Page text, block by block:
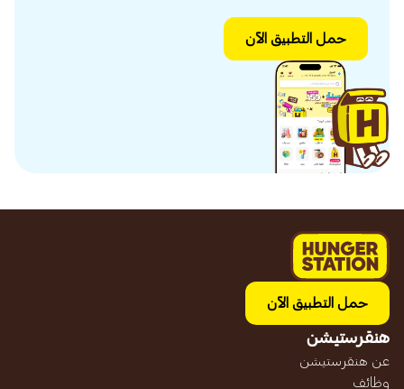
حمل التطبيق الآن
حمل التطبيق الآن
هنقرستيشن
عن هنقرستيشن
وظائف